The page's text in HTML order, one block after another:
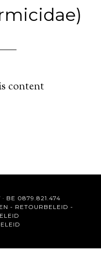
content
BE 0879.821.474
- RETOURBELEID -